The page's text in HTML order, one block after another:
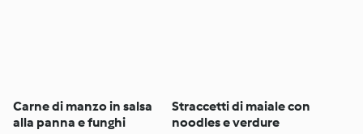
Carne di manzo in salsa
alla panna e funghi
Straccetti di maiale con
noodles e verdure